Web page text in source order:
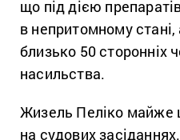
що під дією
в непритомному
близько 50 сторонніх
насильства.
Жизель Пеліко майже
на судових